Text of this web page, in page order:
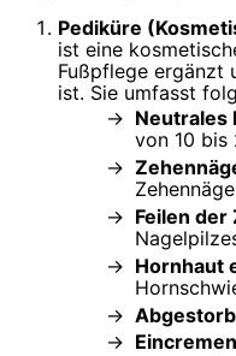
Pediküre
ist eine
Fußpflege ergänzt
ist. Sie umfasst
Neutrales
von 10 bis
Feilen der
Hornhaut